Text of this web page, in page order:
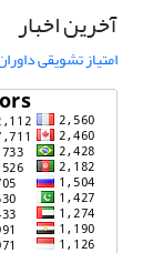
آخرین اخبار
امتیاز تشویقی